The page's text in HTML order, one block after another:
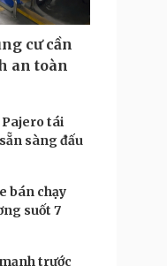
cư cần
an toàn
tái
sàng đấu
bán chạy
suốt 7
trước